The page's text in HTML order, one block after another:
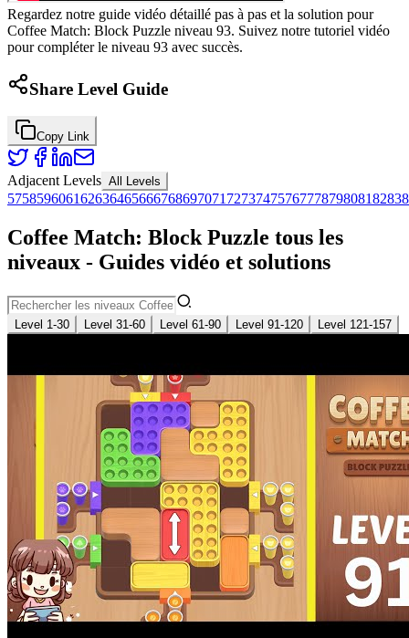
Regardez notre guide vidéo détaillé pas à pas et la solution pour
Coffee Match: Block Puzzle niveau 93. Suivez notre tutoriel vidéo
pour compléter le niveau 93 avec succès.
Share Level Guide
Copy Link
Adjacent Levels All Levels
575859606162636465666768697071 727374757677787980818283
Coffee Match: Block Puzzle tous les
niveaux - Guides vidéo et solutions
Level 1-30 Level 31-60 Level 61-90 Level 91-120 Level 121-157